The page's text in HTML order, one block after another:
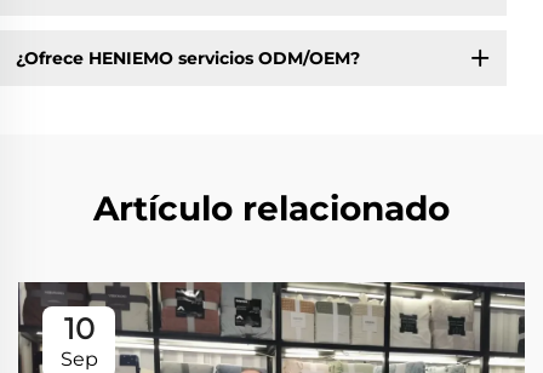
¿Ofrece HENIEMO servicios ODM/OEM?
Artículo relacionado
10
Sep